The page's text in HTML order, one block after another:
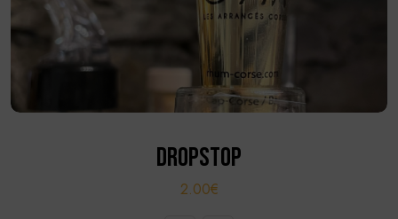
DROPSTOP
2.00€